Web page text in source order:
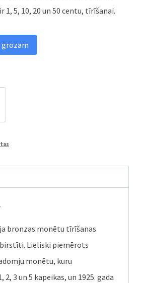
5, 10, 20 un 50 centu, tīrīšanai.
bronzas monētu tīrīšanas
Lieliski piemērots
monētu, kuru
3 un 5 kapeikas, un 1925. gada